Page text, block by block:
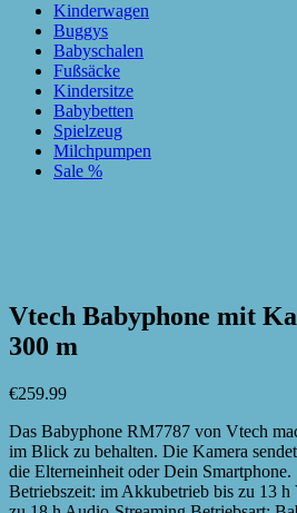
Kinderwagen
Buggys
Babyschalen
Fußsäcke
Kindersitze
Babybetten
Spielzeug
Milchpumpen
Sale %
Vtech Babyphone mit
300 m
€259.99
Das Babyphone RM7787 von Vtech
im Blick zu behalten. Die Kamera
die Elterneinheit oder Dein
Betriebszeit: im Akkubetrieb bis zu 13 h